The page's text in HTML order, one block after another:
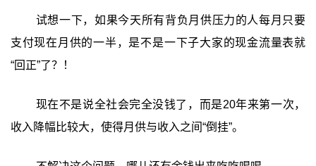
试想一下，如果今天所有背负月供压力的人每月只要
支付现在月供的一半，是不是一下子大家的现金流量表就
“回正”了？！
现在不是说全社会完全没钱了，而是20年来第一次，
收入降幅比较大，使得月供与收入之间“倒挂”。